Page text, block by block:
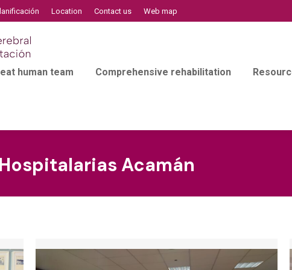
Location Contact us Web map
human team Comprehensive rehabilitation
Acamán